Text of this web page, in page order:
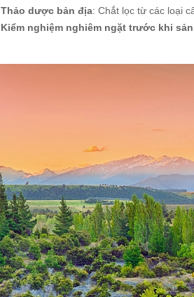
Thảo dược bản địa: Chắt lọc từ các loại
Kiểm nghiệm nghiêm ngặt trước khi